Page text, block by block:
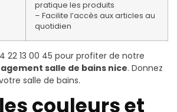
pratique les produits
– Facilite l’accès aux articles au
quotidien
22 13 00 45 pour profiter de notre
salle de bains nice. Donnez
salle de bains.
couleurs et